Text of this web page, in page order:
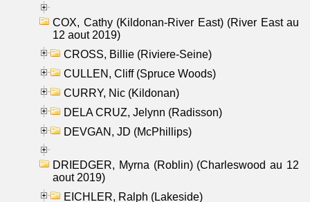
COX, Cathy (Kildonan-River East) (River East au
12 aout 2019)
CROSS, Billie (Riviere-Seine)
CULLEN, Cliff (Spruce Woods)
CURRY, Nic (Kildonan)
DELA CRUZ, Jelynn (Radisson)
DEVGAN, JD (McPhillips)
DRIEDGER, Myrna (Roblin) (Charleswood au 12
aout 2019)
EICHLER, Ralph (Lakeside)